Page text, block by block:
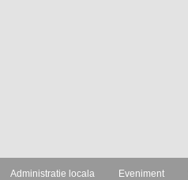
Administratie locala Eveniment